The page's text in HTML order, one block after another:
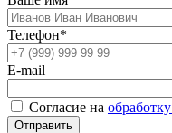
Телефон*
E-mail
Согласие на
Отправить